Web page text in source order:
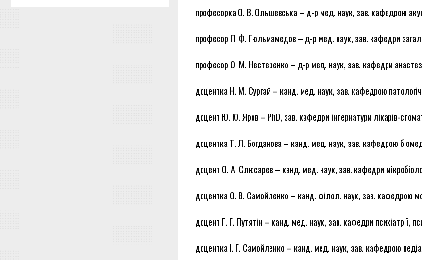
професорка О. В. Ольшевська – д-р мед. наук, зав. кафедрою
професор П. Ф. Гюльмамедов – д-р мед. наук, зав. кафедри
професор О. М. Нестеренко – д-р мед. наук, зав. кафедри
доцентка Н. М. Сургай – канд. мед. наук, зав. кафедрою
доцент Ю. Ю. Яров – PhD, зав. кафедри інтернатури лікарів-
доцентка Т. Л. Богданова – канд. мед. наук, зав. кафедрою
доцент О. А. Слюсарев – канд. мед. наук, зав. кафедри
доцентка О. В. Самойленко – канд. філол. наук, зав. кафедрою
доцент Г. Г. Путятін – канд. мед. наук, зав. кафедри психіатрії,
доцентка І. Г. Самойленко – канд. мед. наук, зав. кафедрою